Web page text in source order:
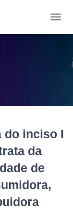
do inciso I
da
de